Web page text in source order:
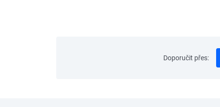
Doporučit přes: